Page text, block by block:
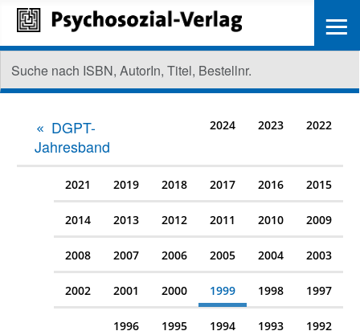
DGPT-
Jahresband
2024 2023 2022
2021 2019 2018 2017 2016 2015
2014 2013 2012 2011 2010 2009
2008 2007 2006 2005 2004 2003
2002 2001 2000 1999 1998 1997
1996 1995 1994 1993 1992
≡